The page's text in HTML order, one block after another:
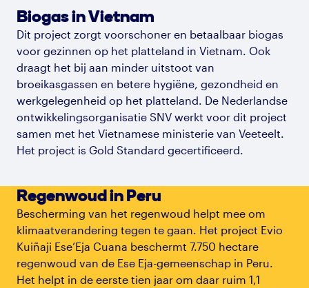
Biogas in Vietnam
Dit project zorgt voorschoner en betaalbaar biogas
voor gezinnen op het platteland in Vietnam. Ook
draagt het bij aan minder uitstoot van
broeikasgassen en betere hygiëne, gezondheid en
werkgelegenheid op het platteland. De Nederlandse
ontwikkelingsorganisatie SNV werkt voor dit project
samen met het Vietnamese ministerie van Veeteelt.
Het project is Gold Standard gecertificeerd.
Regenwoud in Peru
Bescherming van het regenwoud helpt mee om
klimaatverandering tegen te gaan. Het project Evio
Kuiñaji Ese’Eja Cuana beschermt 7.750 hectare
regenwoud van de Ese Eja-gemeenschap in Peru.
Het helpt in de eerste tien jaar om daar ruim 1,1